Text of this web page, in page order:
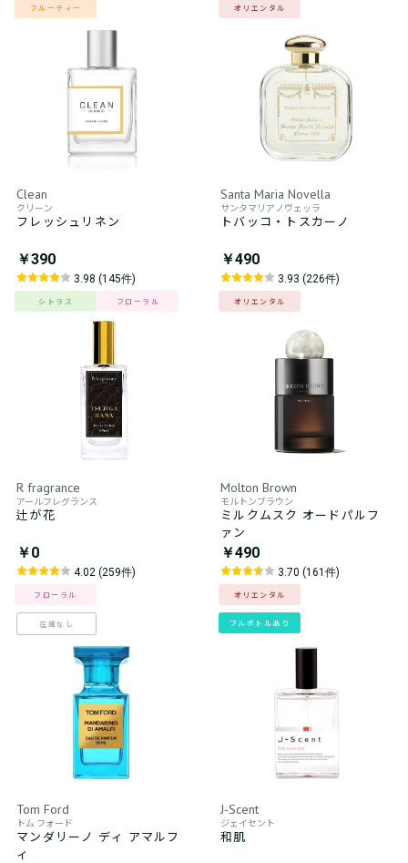
フルーティー オリエンタル
Clean
クリーン
フレッシュリネン
￥390
3.98 (145件)
シトラス フローラル
Santa Maria Novella
サンタマリアノヴェッラ
トバッコ・トスカーノ
￥490
3.93 (226件)
オリエンタル
R fragrance
アールフレグランス
辻が花
￥0
4.02 (259件)
フローラル
在庫なし
Molton Brown
モルトンブラウン
ミルクムスク オードパルフ
ァン
￥490
3.70 (161件)
オリエンタル
フルボトルあり
Tom Ford
トム フォード
マンダリーノ ディ アマルフ
ィ
J-Scent
ジェイセント
和肌